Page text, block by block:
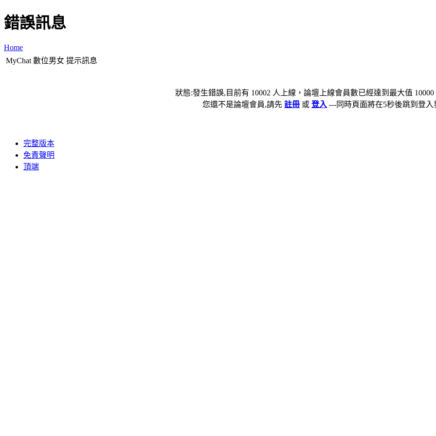
錯誤訊息
Home
MyChat 數位男女 提示訊息
狀態:發生錯誤,目前有 10002 人上線，論壇上線會員數已經達到最大值
您還不是論壇會員,請先 註冊 或 登入 ---同時頁面將在5秒後跳到登入
完整版本
免責聲明
頂端